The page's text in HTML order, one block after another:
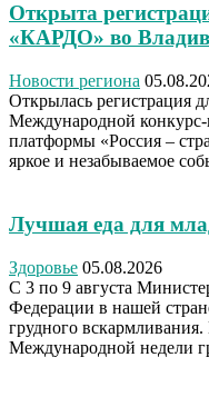
Открыта
«КАРДО» во
Новости региона
Открылась регистрация
Международной
платформы «Россия –
яркое и незабываемое
Лучшая еда для
Здоровье 05.08.2026
С 3 по 9 августа
Федерации в нашей
грудного
Международной недели